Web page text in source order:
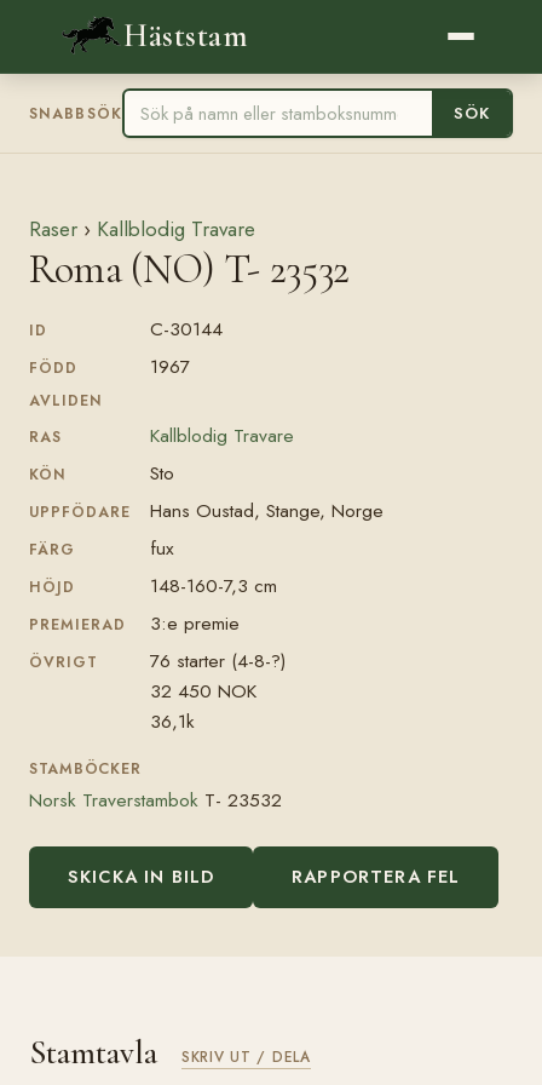
Häststam
SNABBSÖK SÖK
Raser › Kallblodig Travare
Roma (NO) T- 23532
ID C-30144
FÖDD 1967
AVLIDEN
RAS
Kallblodig Travare
KÖN Sto
UPPFÖDARE Hans Oustad, Stange, Norge
FÄRG fux
HÖJD 148-160-7,3 cm
PREMIERAD 3:e premie
ÖVRIGT
76 starter (4-8-?)
32 450 NOK
36,1k
STAMBÖCKER
Norsk Traverstambok T- 23532
SKICKA IN BILD RAPPORTERA FEL
Stamtavla SKRIV UT / DELA